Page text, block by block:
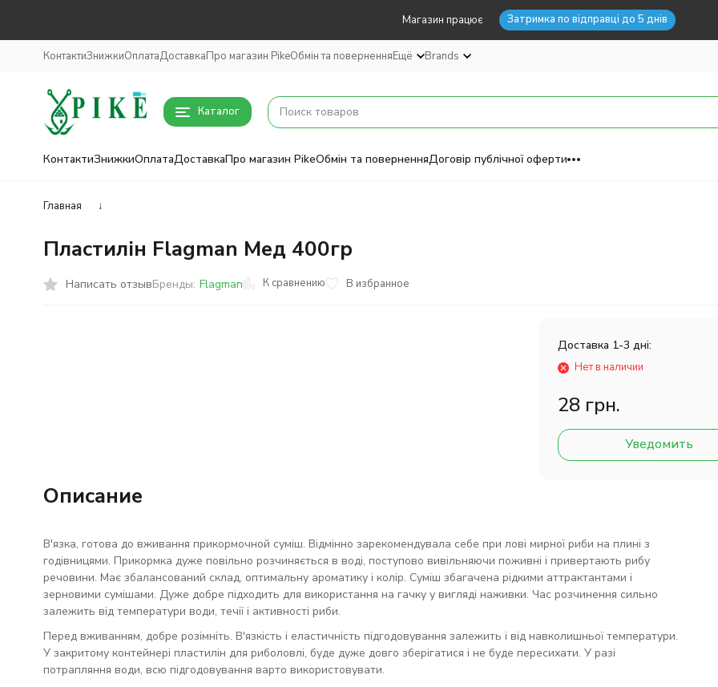
Магазин працює Затримка по відправці до 5 днів
КонтактиЗнижкиОплатаДоставкаПро магазин PikeОбмін та поверненняЕщё Brands
Каталог
КонтактиЗнижкиОплатаДоставкаПро магазин PikeОбмін та поверненняДоговір публічної оферти
Главная ↓
Пластилін Flagman Мед 400гр
Написать отзывБренды: Flagman К сравнению В избранное
Доставка 1-3 дні:
Нет в наличии
28 грн.
Уведомить
Описание
В'язка, готова до вживання прикормочной суміш. Відмінно зарекомендувала себе при лові мирної риби на плині з
годівницями. Прикормка дуже повільно розчиняється в воді, поступово вивільняючи поживні і привертають рибу
речовини. Має збалансований склад, оптимальну ароматику і колір. Суміш збагачена рідкими аттрактантами і
зерновими сумішами. Дуже добре підходить для використання на гачку у вигляді наживки. Час розчинення сильно
залежить від температури води, течії і активності риби.
Перед вживанням, добре розімніть. В'язкість і еластичність підгодовування залежить і від навколишньої температури.
У закритому контейнері пластилін для риболовлі, буде дуже довго зберігатися і не буде пересихати. У разі
потрапляння води, всю підгодовування варто використовувати.